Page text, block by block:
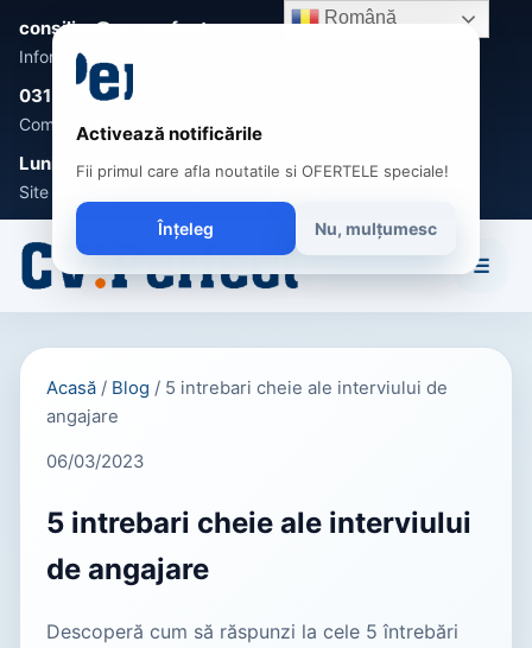
consilier@cv-perfect.ro
Informații și suport clienți
031-005 0470
Comenzi, întrebări și recomandări
Luni - Vineri 9:00 - 17:00
Site disponibil non-stop
☰
Acasă / Blog / 5 intrebari cheie ale interviului de
angajare
06/03/2023
5 intrebari cheie ale interviului
de angajare
Descoperă cum să răspunzi la cele 5 întrebări
Română
Activează notificările
Fii primul care afla noutatile si OFERTELE speciale!
Înțeleg Nu, mulțumesc